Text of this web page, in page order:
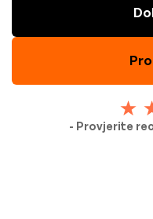
- Provjerite